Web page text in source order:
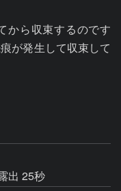
から収束するのです
が発生して収束して
出 25秒